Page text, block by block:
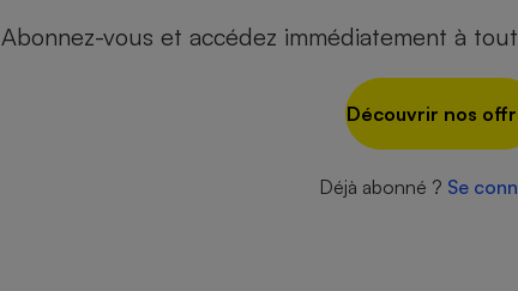
Abonnez-vous et accédez immédiatement à
Découvrir nos
Déjà abonné ? Se
Ordinateur portable
Matelas Poêle à granulés